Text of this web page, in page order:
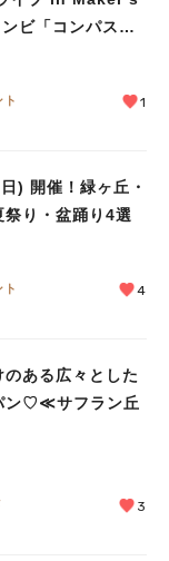
ビ「コンパス」
ト 1
) 開催！緑ヶ丘・
り・盆踊り4選
ト 4
のある広々とした
ン♡≪サフラン丘
3
#カレー#柏駅